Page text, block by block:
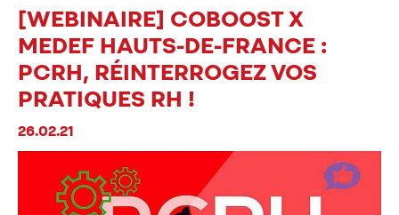
[WEBINAIRE] COBOOST X
MEDEF HAUTS-DE-FRANCE :
PCRH, RÉINTERROGEZ VOS
PRATIQUES RH !
26.02.21